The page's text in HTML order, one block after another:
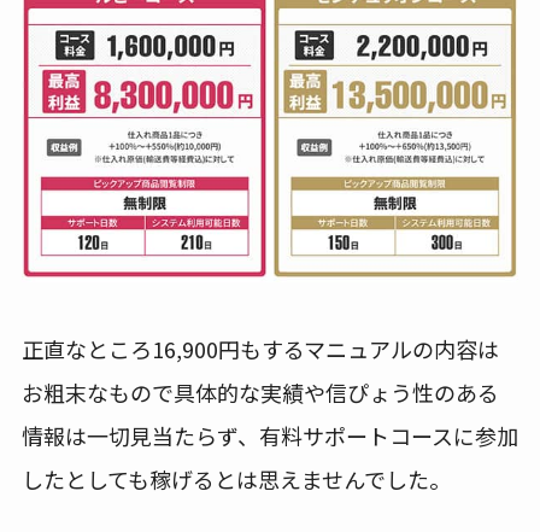
正直なところ16,900円もするマニュアルの内容は
お粗末なもので具体的な実績や信ぴょう性のある
情報は一切見当たらず、有料サポートコースに参加
したとしても稼げるとは思えませんでした。